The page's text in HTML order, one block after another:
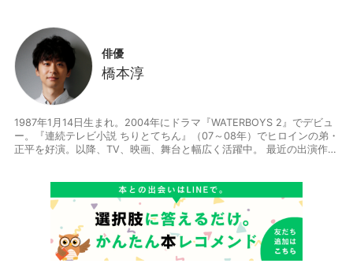
俳優
橋本淳
1987年1月14日生まれ。2004年にドラマ『WATERBOYS 2』でデビュ
ー。『連続テレビ小説 ちりとてちん』（07～08年）でヒロインの弟・
正平を好演。以降、TV、映画、舞台と幅広く活躍中。 最近の出演作
6）、二兎社『書く女』（16）、KAAT『ペール・ギュント』（15）、
新国立劇場『海の夫人』（15）、城山羊の会『トロワグロ』（14）、
『HISTORY BOYS』（14）、新国立劇場『ピグマリオン』（13）、
『耳なし芳一』（13）、ベッド＆メイキングス『未遂の犯罪王』（12
年）、『阿呆の鼻毛で蜻蛉をつなぐ』（12）、新国立劇場『温室』（1
2）など。TVでは『悦ちゃん』（17）、『PTAグランパ』（17）、